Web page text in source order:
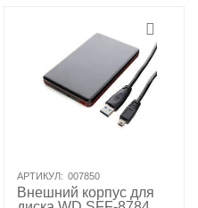
АРТИКУЛ: 007850
Внешний корпус для